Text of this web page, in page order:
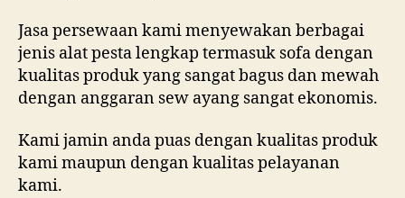
Jasa persewaan kami menyewakan berbagai
jenis alat pesta lengkap termasuk sofa dengan
kualitas produk yang sangat bagus dan mewah
dengan anggaran sew ayang sangat ekonomis.
Kami jamin anda puas dengan kualitas produk
kami maupun dengan kualitas pelayanan
kami.